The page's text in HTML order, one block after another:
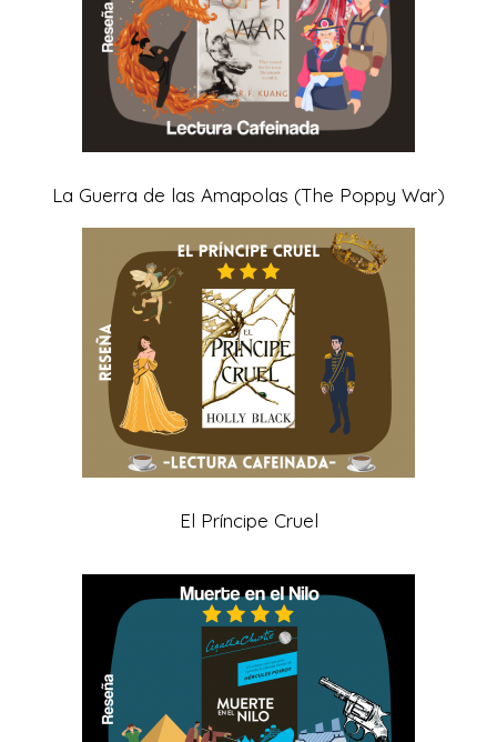
La Guerra de las Amapolas (The Poppy War)
El Príncipe Cruel